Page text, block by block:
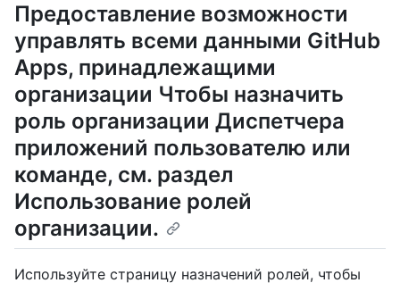
Предоставление возможности
управлять всеми данными GitHub
Apps, принадлежащими
организации Чтобы назначить
роль организации Диспетчера
приложений пользователю или
команде, см. раздел
Использование ролей
организации.
Используйте страницу назначений ролей, чтобы